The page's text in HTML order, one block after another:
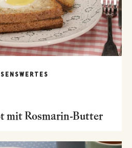
mit Rosmarin-Butter